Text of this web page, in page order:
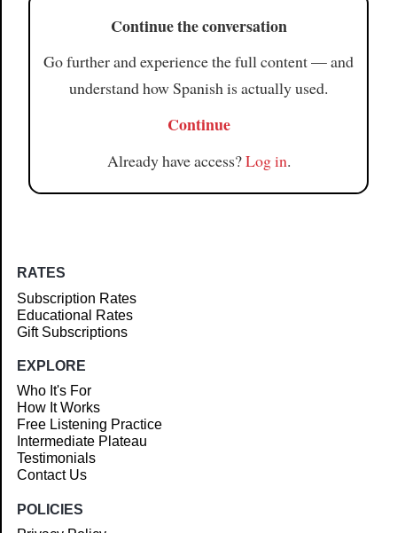
Continue the conversation
Go further and experience the full content — and
understand how Spanish is actually used.
Continue
Already have access?Log in.
RATES
Subscription Rates
Educational Rates
Gift Subscriptions
EXPLORE
Who It's For
How It Works
Free Listening Practice
Intermediate Plateau
Testimonials
Contact Us
POLICIES